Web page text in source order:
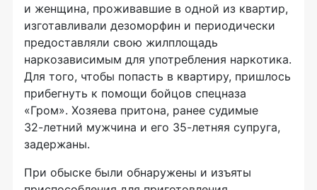
и женщина, проживавшие в одной из квартир,
изготавливали дезоморфин и периодически
предоставляли свою жилплощадь
наркозависимым для употребления наркотика.
Для того, чтобы попасть в квартиру, пришлось
прибегнуть к помощи бойцов спецназа
«Гром». Хозяева притона, ранее судимые
32-летний мужчина и его 35-летняя супруга,
задержаны.
При обыске были обнаружены и изъяты